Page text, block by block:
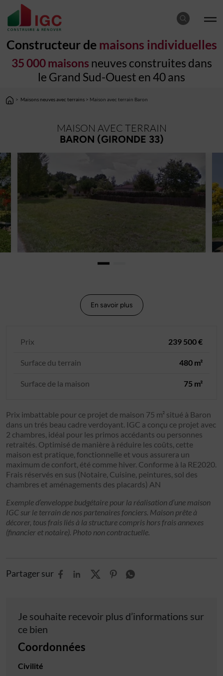
Constructeur de maisons individuelles
35 000 maisons neuves construites dans
le Grand Sud-Ouest en 40 ans
> Maisons neuves avec terrains > Maison avec terrain Baron
MAISON AVEC TERRAIN
BARON (GIRONDE 33)
En savoir plus
Prix 239 500 €
Surface du terrain 480 m²
Surface de la maison 75 m²
Prix imbattable pour ce projet de maison 75 m² situé à Baron
dans un trés beau cadre verdoyant. IGC a conçu ce projet avec
2 chambres, idéal pour les primos accédants ou personnes
retraités. Optimisé de manière à réduire les coûts, cette
maison est pratique, fonctionnelle et vous assurera un
maximum de confort, été comme hiver. Conforme à la RE2020.
Frais réservés en sus (Notaire, Cuisine, peintures, sol des
chambres et aménagements des placards) AN
Exemple d’enveloppe budgétaire pour la réalisation d’une maison
IGC sur le terrain de nos partenaires fonciers. Maison prête à
décorer, tous frais liés à la structure compris hors frais annexes
(financier et notaire). Photo non contractuelle.
Partager sur
Je souhaite recevoir plus d’informations sur
ce bien
Coordonnées
Civilité